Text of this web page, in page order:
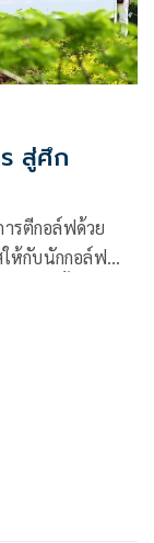
สู่ศึก
รตีกอล์ฟด้วย
ห้กับนักกอล์ฟ
สมัครเล่น สู่
อและไต้หวันแอ
วัลรายการละ 5